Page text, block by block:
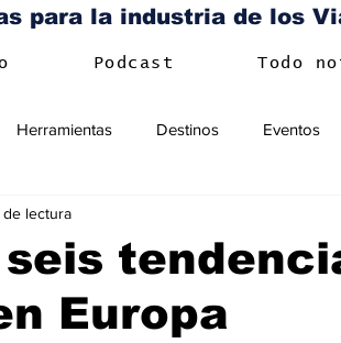
para la industria de los
Podcast Todo
Herramientas Destinos Eventos
Europa
de lectura